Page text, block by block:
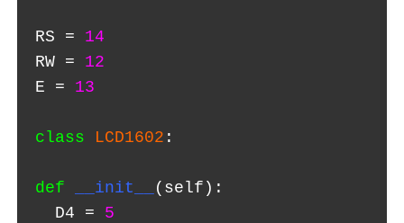
RS =
14
RW =
12
E =
13
class LCD1602 :
def __init__
(self):
  D4 =
5